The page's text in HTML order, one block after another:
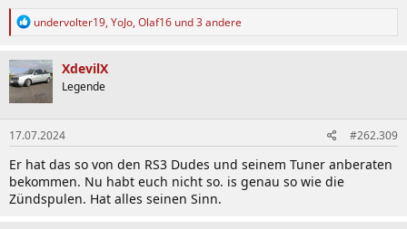
R
k
t
i
o
n
e
n
:
undervolter19, YoJo, Olaf16 und 3 andere
XdevilX
Legende
17.07.2024 #262.309
Er hat das so von den RS3 Dudes und seinem Tuner anberaten
bekommen. Nu habt euch nicht so. is genau so wie die
Zündspulen. Hat alles seinen Sinn.